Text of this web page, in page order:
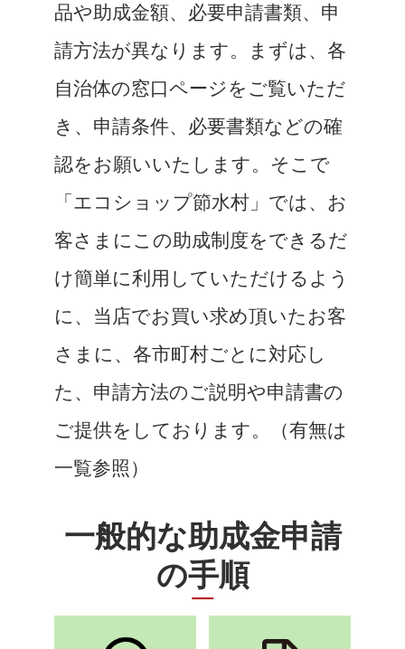
品や助成金額、必要申請書類、申
請方法が異なります。まずは、各
自治体の窓口ページをご覧いただ
き、申請条件、必要書類などの確
認をお願いいたします。そこで
「エコショップ節水村」では、お
客さまにこの助成制度をできるだ
け簡単に利用していただけるよう
に、当店でお買い求め頂いたお客
さまに、各市町村ごとに対応し
た、申請方法のご説明や申請書の
ご提供をしております。（有無は
一覧参照）
一般的な助成金申請
の手順